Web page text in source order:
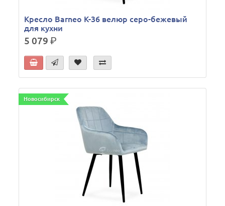
Кресло Barneo K-36 велюр серо-бежевый
для кухни
5 079р.
Новосибирск